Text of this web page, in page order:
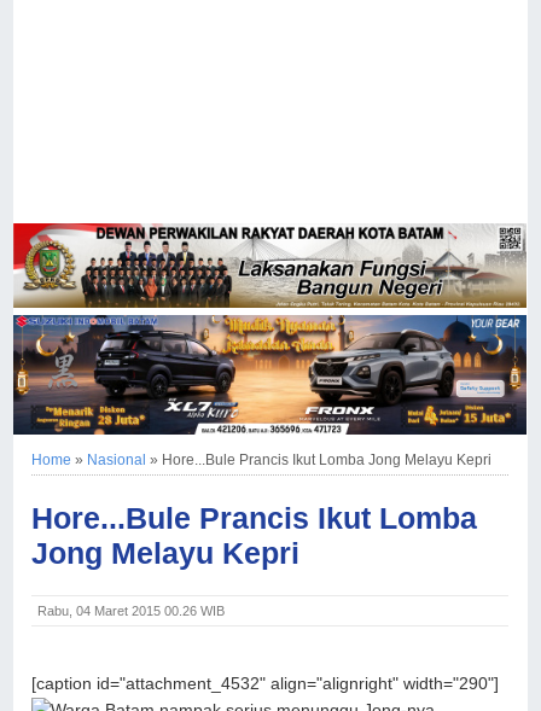
Home » Nasional » Hore...Bule Prancis Ikut Lomba Jong Melayu Kepri
Hore...Bule Prancis Ikut Lomba
Jong Melayu Kepri
Rabu, 04 Maret 2015 00.26 WIB
[caption id="attachment_4532" align="alignright" width="290"]